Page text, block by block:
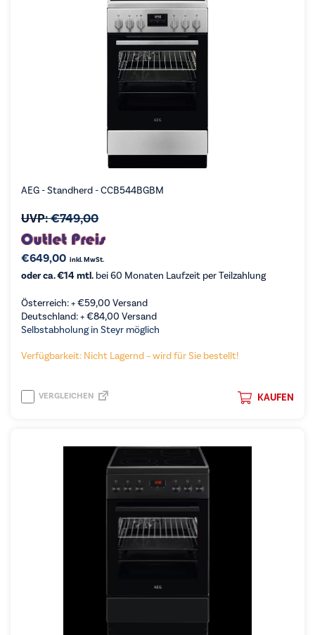
AEG - Standherd - CCB544BGBM
UVP:€749,00
€649,00 inkl. MwSt.
oder ca. €14 mtl. bei 60 Monaten Laufzeit per Teilzahlung
Österreich: +€59,00 Versand
Deutschland: +€84,00 Versand
Selbstabholung in Steyr möglich
Verfügbarkeit: Nicht Lagernd – wird für Sie bestellt!
KAUFEN
VERGLEICHEN